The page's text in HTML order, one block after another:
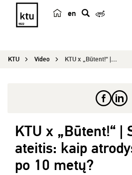
en
e
KTU Video KTU x „Būtent!“ | STEAM ir ateitis: kaip atrodys...
KTU x „Būtent!“ |
ateitis: kaip
po 10 metų?